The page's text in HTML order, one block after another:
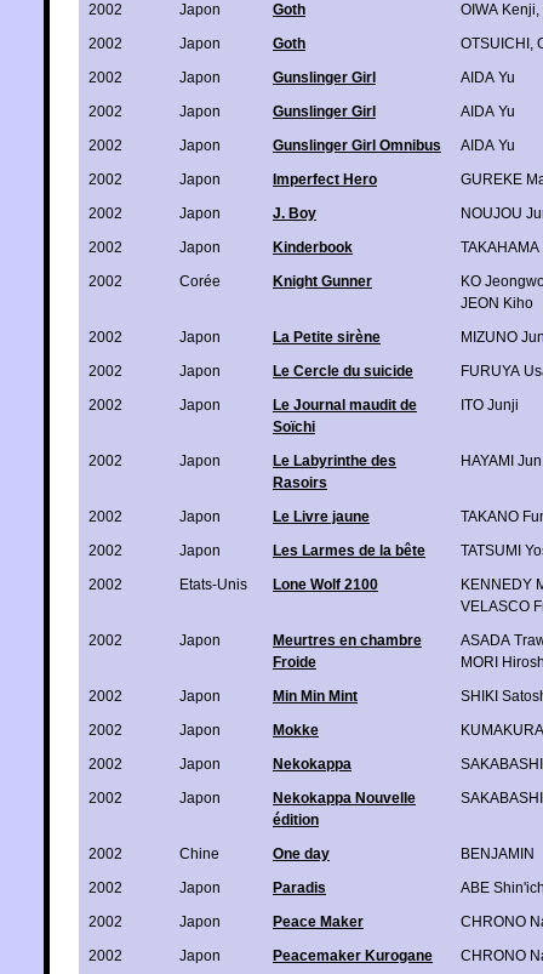
2002 Japon Goth OIWA Kenji
2002
Japon Goth OTSUICHI
2002
Japon Gunslinger Girl
AIDA Yu
2002
Japon Gunslinger Girl
AIDA Yu
2002
Japon Gunslinger Girl Omnibus
AIDA Yu
2002
Japon Imperfect Hero
GUREKE
2002
Japon J. Boy
NOUJOU
2002
Japon Kinderbook
TAKAHAMA
2002
Corée Knight Gunner
KO
JEON Kiho
2002
Japon La Petite sirène
MIZUNO
2002
Japon Le Cercle du suicide
FURUYA
2002
Japon
Le Journal maudit de
Soïchi
ITO Junji
2002 Japon
Le Labyrinthe des
Rasoirs
HAYAMI Jun
2002 Japon Le Livre jaune
TAKANO
2002
Japon Les Larmes de la bête
TATSUMI
2002
Etats-Unis Lone Wolf 2100
KENNEDY
VELASCO
2002
Japon
Meurtres en chambre
Froide
ASADA
MORI
2002
Japon Min Min Mint
SHIKI
2002
Japon Mokke
2002
Japon Nekokappa
2002
Japon
Nekokappa Nouvelle
édition
2002 Chine One day
BENJAMIN
2002
Japon Paradis
ABE
2002
Japon Peace Maker
CHRONO
2002
Japon Peacemaker Kurogane CHRONO